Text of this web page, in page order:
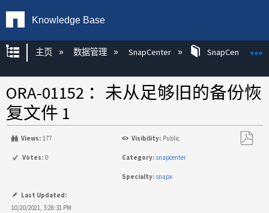
Knowledge Base
扩展/隐缩全局层次
主页 数据管理 SnapCenter SnapCenter知
ORA-01152 ：未从足够旧的备份恢
复文件 1
Views: 177 Visibility: Public
Votes: 0 Category: snapcenter
Specialty: snapx
Last Updated:
10/20/2021, 3:28:31 PM